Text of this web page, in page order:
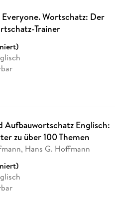
Wortschatz: Der
Trainer
Aufbauwortschatz Englisch:
zu über 100 Themen
Hans G. Hoffmann